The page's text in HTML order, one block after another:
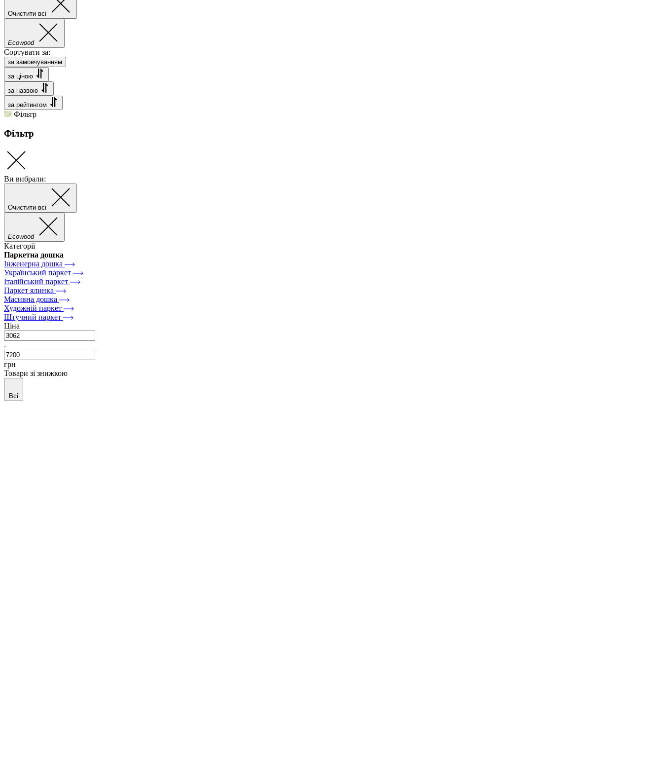
Очистити всі
Ecowood
Сортувати за:
за замовчуванням
за ціною
за назвою
за рейтингом
Фільтр
Фільтр
Ви вибрали:
Очистити всі
Ecowood
Категорії
Паркетна дошка
Інженерна дошка
Український паркет
Італійський паркет
Паркет ялинка
Масивна дошка
Художній паркет
Штучний паркет
Ціна
-
грн
Товари зі знижкою
Всі